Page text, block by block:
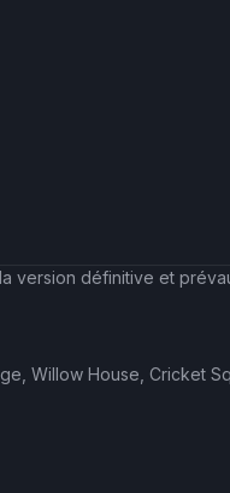
version définitive et
Willow House, Cricket